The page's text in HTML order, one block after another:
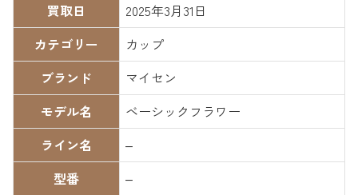
買取日
2025年3月31日
カテゴリー
カップ
ブランド
マイセン
モデル名
ベーシックフラワー
ライン名
–
型番
–